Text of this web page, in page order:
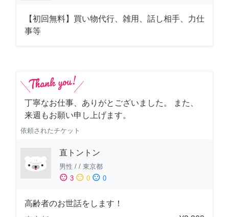
【初回無料】買い物代行、雑用、話し相手、力仕
事等
丁寧なお仕事、ありがとございました。 また、
来週もお願い申し上げます。
依頼されたチケット
直トントン
男性 / / 東京都
sentiment_satisfied 3 sentiment_neutral 0 sentiment_dissatisfied 0
高齢者のお世話をします！